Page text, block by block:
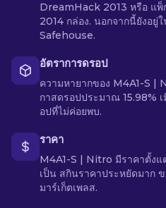
DreamHack 2013 หรือ แพ็
2014 กล่อง. นอกจากนี้ยังอ
Safehouse.
อัตราการดรอป
ความหายากของ M4A1-S
กาสดรอปประมาณ 15.98%
อปที่ไม่ค่อยพบ.
ราคา
M4A1-S | Nitro มีราคาตั้ง
เป็น สกินราคาประหยัดมาก
มาร์เก็ตเพลส.